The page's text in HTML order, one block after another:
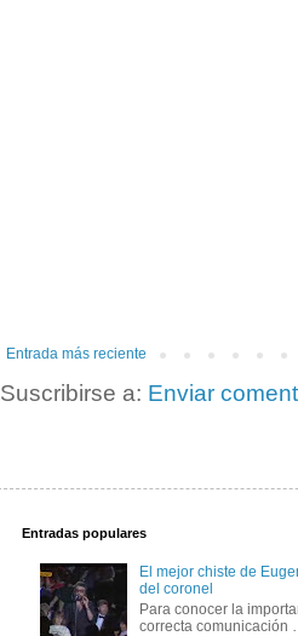
Entrada más reciente
Suscribirse a: Enviar
Entradas populares
El mejor chiste de
del coronel
Para conocer la
correcta